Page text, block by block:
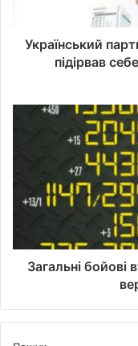
Український
підірвав
Загальні